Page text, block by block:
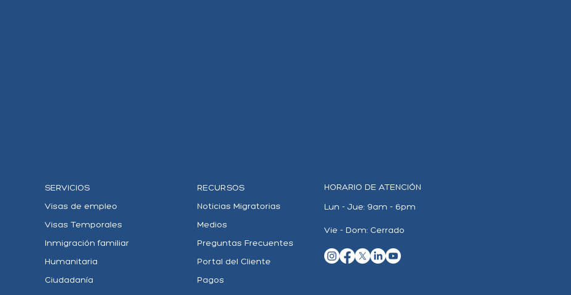
SERVICIOS
Visas de empleo
Visas Temporales
Inmigración familiar
Humanitaria
Ciudadanía
RECURSOS
Noticias Migratorias
Medios
Preguntas Frecuentes
Portal del Cliente
Pagos
HORARIO DE ATENCIÓN
Lun - Jue: 9am - 6pm
Vie - Dom: Cerrado